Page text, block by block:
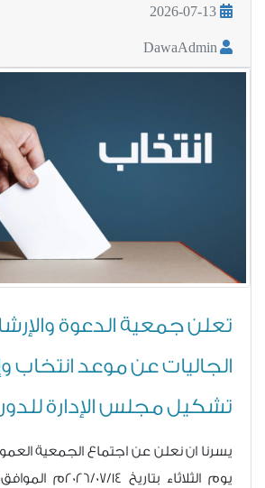
تعلن جمعية الدعوة
الجاليات عن موعد انتخاب
تشكيل مجلس الإدارة
يسرنا ان نعلن عن اجتماع الجمعية